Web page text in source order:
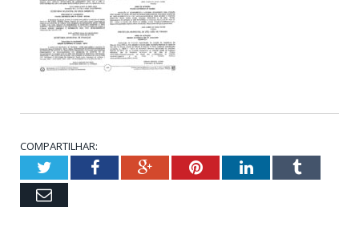
COMPARTILHAR:
TwitterFacebookGoogle+PinterestLinkedInTumblr
Email